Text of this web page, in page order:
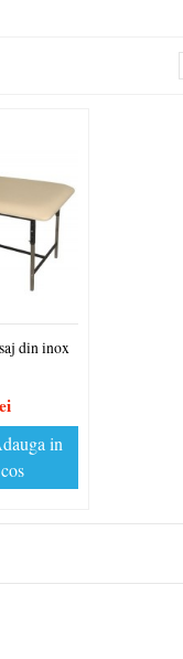
Canapea pentru masaj din inox
in
cos